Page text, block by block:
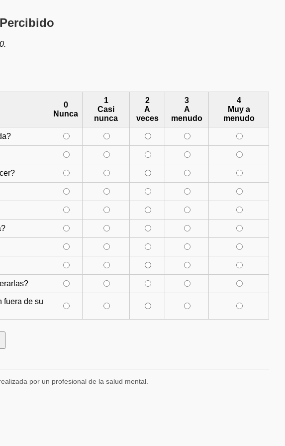
0
Nunca
1
Casi
nunca
2
A
veces
3
A
menudo
4
Muy a
menudo
fuera de su
por un profesional de la salud mental.